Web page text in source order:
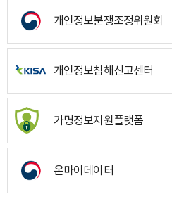
개인정보분쟁조정위원회
개인정보침해신고센터
가명정보지원플랫폼
온마이데이터